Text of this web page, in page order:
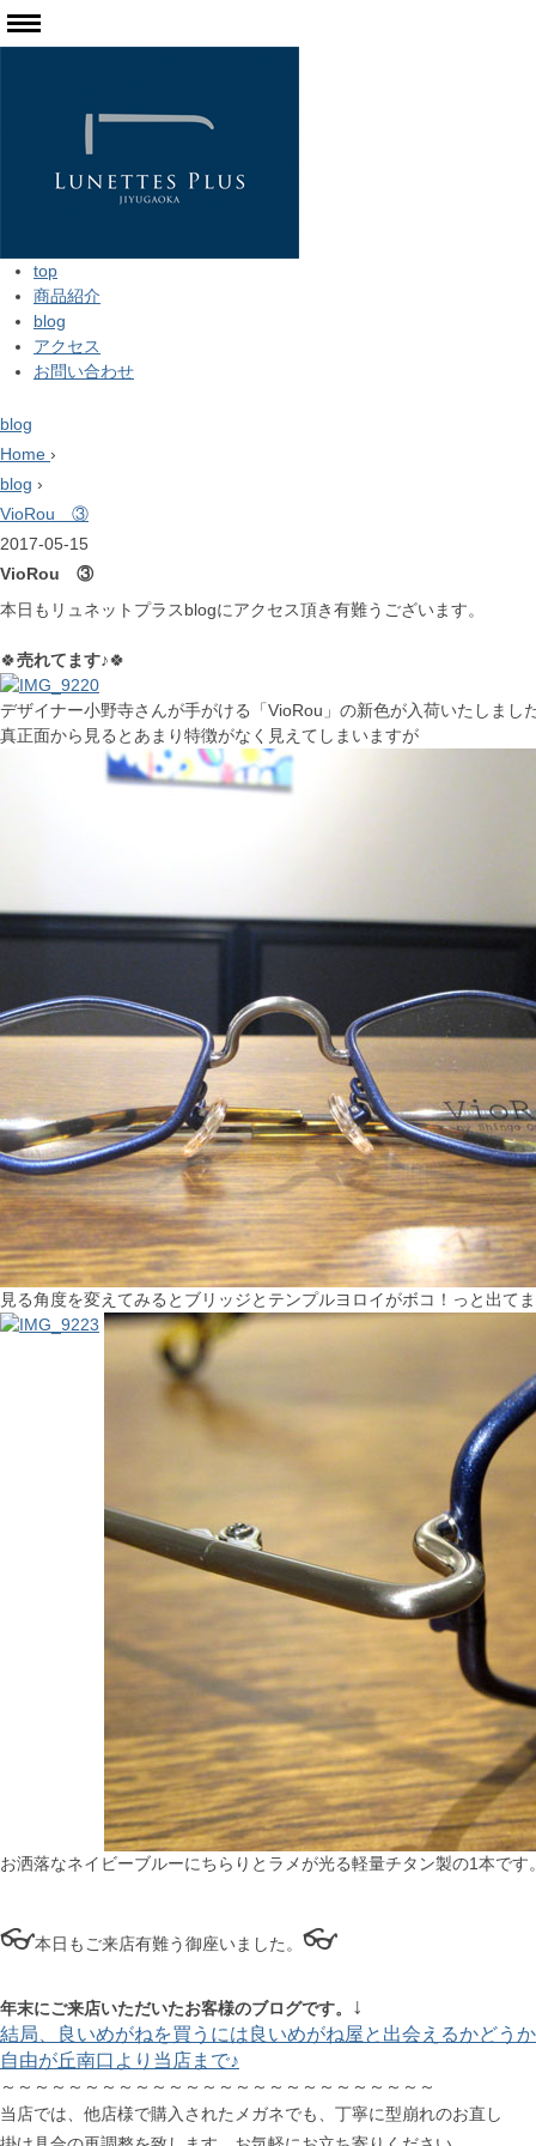
top
商品紹介
blog
アクセス
お問い合わせ
blog
Home ›
blog ›
VioRou ③
2017-05-15
VioRou ③
本日もリュネットプラスblogにアクセス頂き有難うございます。
🍀売れてます♪🍀
デザイナー小野寺さんが手がける「VioRou」の新色が入荷いたしまし
真正面から見るとあまり特徴がなく見えてしまいますが
見る角度を変えてみるとブリッジとテンプルヨロイがボコ！っと出て
お洒落なネイビーブルーにちらりとラメが光る軽量チタン製の1本です
👓本日もご来店有難う御座いました。 👓
年末にご来店いただいたお客様のブログです。 ↓
結局、良いめがねを買うには良いめがね屋と出会えるかどうか
自由が丘南口より当店まで♪
～～～～～～～～～～～～～～～～～～～～～～～～～～
当店では、他店様で購入されたメガネでも、丁寧に型崩れのお直し